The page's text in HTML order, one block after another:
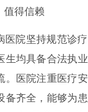
值得信赖
医院坚持规范诊
生均具备合法执
。医院注重医疗
备齐全，能够为